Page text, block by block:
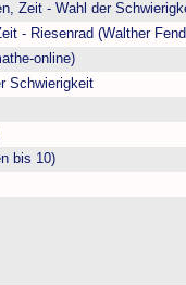
Zeit - Wahl der
- Riesenrad (Walther
online)
Schwierigkeit
bis 10)